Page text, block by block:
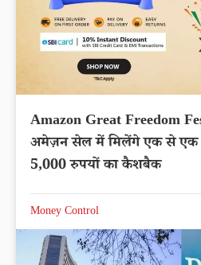
Amazon Great Freedom
अमेज़न सेल में मिलेंगे एक से एक
5,000 रुपयों का कैशबैक
Money Control